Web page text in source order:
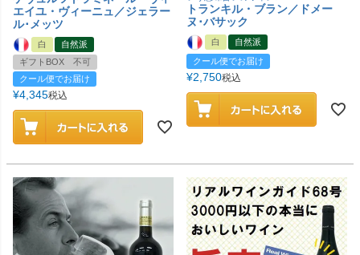
エイユ・ヴィーニュ／ジェラー
ル･メッツ
白
自然派
ギフトBOX 不可
クール便でお届け
¥4,345税込
トランキル・ブラン／ドメー
ヌ･バサック
白
自然派
クール便でお届け
¥2,750税込